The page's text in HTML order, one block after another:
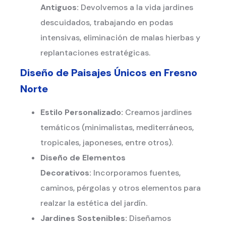
Antiguos: Devolvemos a la vida jardines
descuidados, trabajando en podas
intensivas, eliminación de malas hierbas y
replantaciones estratégicas.
Diseño de Paisajes Únicos en Fresno
Norte
Estilo Personalizado: Creamos jardines
temáticos (minimalistas, mediterráneos,
tropicales, japoneses, entre otros).
Diseño de Elementos
Decorativos: Incorporamos fuentes,
caminos, pérgolas y otros elementos para
realzar la estética del jardín.
Jardines Sostenibles: Diseñamos